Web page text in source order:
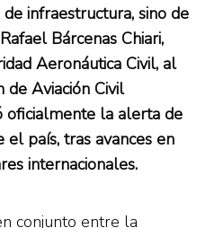
infraestructura, sino de
Bárcenas Chiari,
Aeronáutica Civil, al
de Aviación Civil
oficialmente la alerta de
país, tras avances en
internacionales.
conjunto entre la